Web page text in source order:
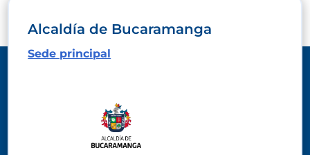
Alcaldía de Bucaramanga
Sede principal